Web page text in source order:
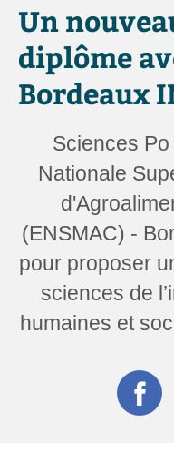
Un
diplôme
Bordeaux
Sciences
Nationale
(ENSMAC) -
pour proposer
sciences de
humaines et